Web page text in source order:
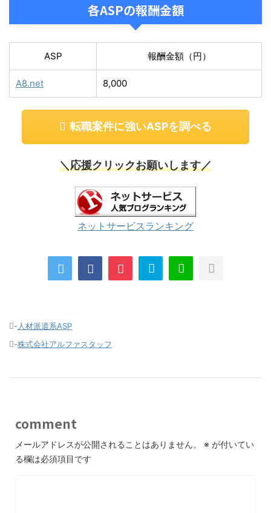
各ASPの報酬金額
ASP 報酬金額（円）
A8.net 8,000
転職案件に強いASPを調べる
＼応援クリックお願いします／
ネットサービスランキング
- 人材派遣系ASP
-株式会社アルファスタッフ
comment
メールアドレスが公開されることはありません。 ※ が付いてい
る欄は必須項目です